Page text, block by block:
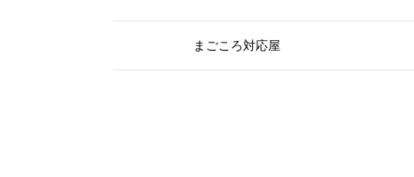
まごころ対応屋